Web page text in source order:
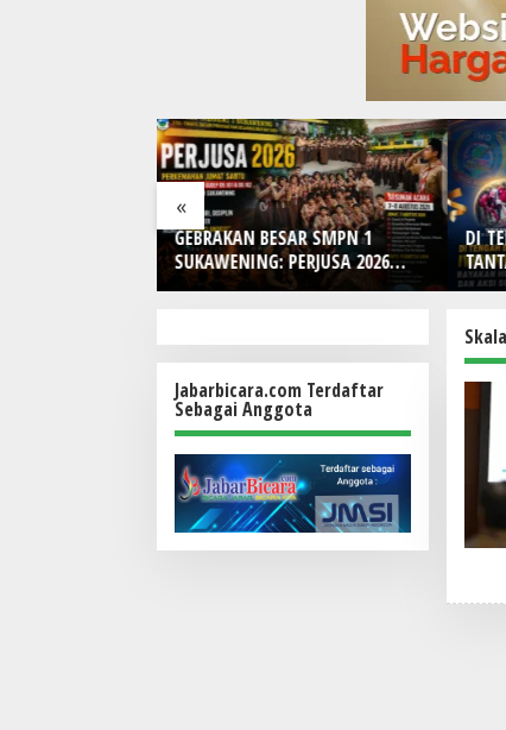
«
GEBRAKAN BESAR SMPN 1
SUKAWENING: PERJUSA 2026
TEMPA KARAKTER, DISIPLIN,
DI
Jabarbicara.com Terdaftar
Sebagai Anggota